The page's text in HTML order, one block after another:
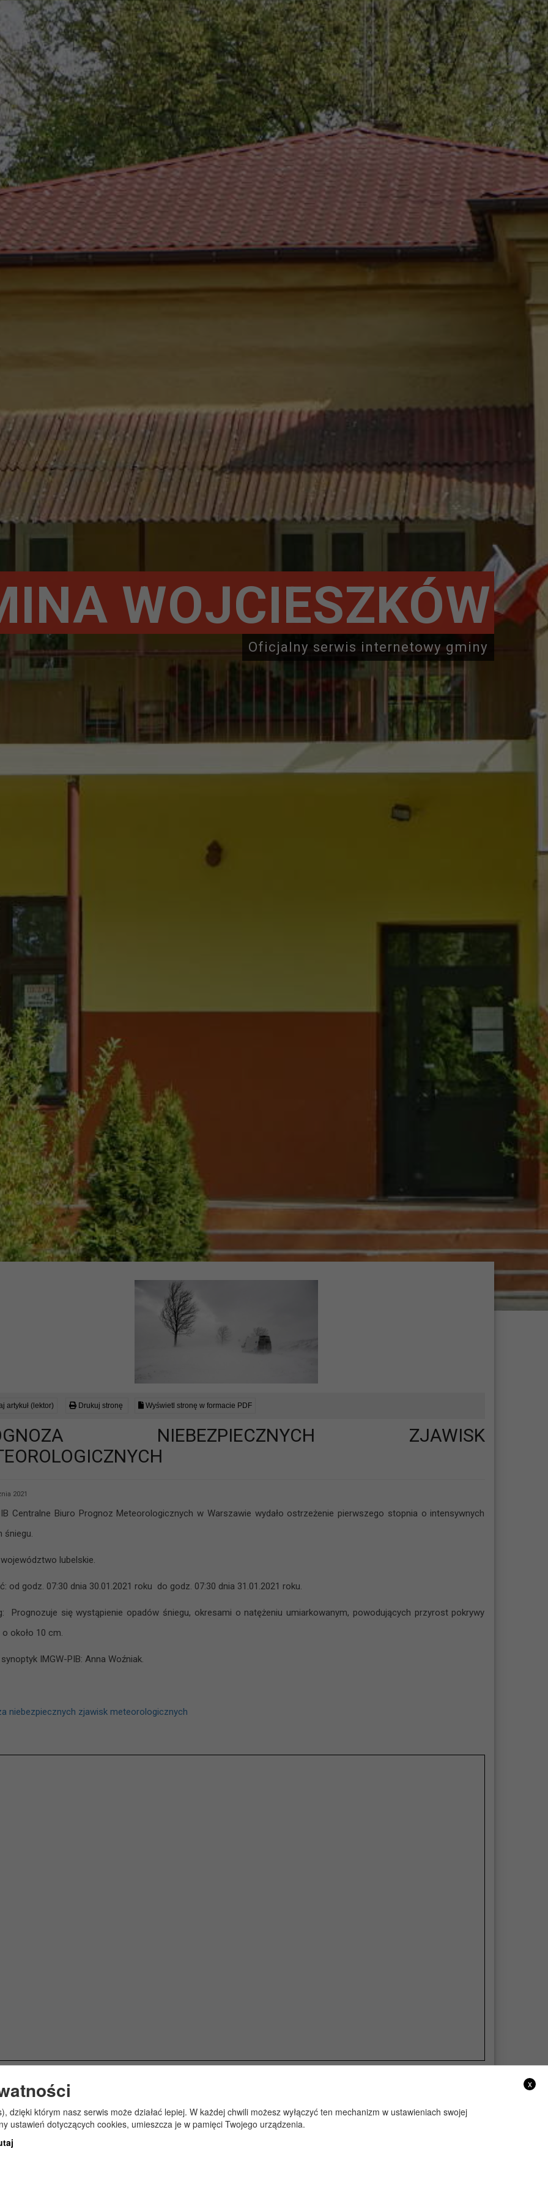
WOJCIESZKÓW
Oficjalny serwis internetowy gminy
(0-25) 755 41 01 urzad_gminy@wojcieszkow.pl
artykuł (lektor) Drukuj stronę Wyświetl stronę w formacie PDF
NIEBEZPIECZNYCH ZJAWISK
2021
Centralne Biuro Prognoz Meteorologicznych w Warszawie wydało ostrzeżenie pierwszego stopnia o intensywnych
śniegu.
lubelskie.
od godz. 07:30 dnia 30.01.2021 roku do godz. 07:30 dnia 31.01.2021 roku.
Prognozuje się wystąpienie opadów śniegu, okresami o natężeniu umiarkowanym, powodujących przyrost pokrywy
około 10 cm.
IMGW-PIB: Anna Woźniak.
niebezpiecznych zjawisk meteorologicznych
x
dzięki którym nasz serwis może działać lepiej. W każdej chwili możesz wyłączyć ten mechanizm w ustawieniach swojej
ustawień dotyczących cookies, umieszcza je w pamięci Twojego urządzenia.